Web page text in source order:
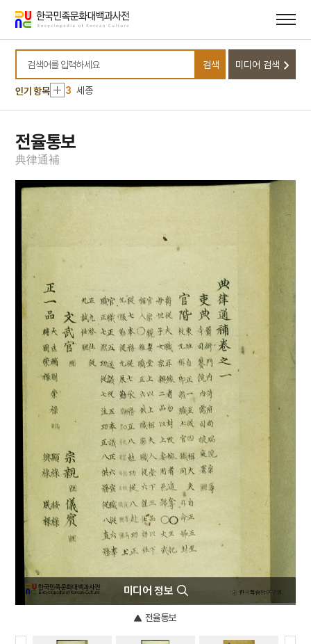
바로가기
바로가기
검색어를 입력하세요
검색 미디어 검색
인기 항목
10 관복
1 금성대군
2 명빈묘
3 세종
4 콩쥐팥쥐전
5
한국전쟁
세종
4
콩쥐팥쥐전
5 설악산 오세암
6
일제강점기
장안사
고사인물화
전율통보
典律通補
미디어 정보
전율통보